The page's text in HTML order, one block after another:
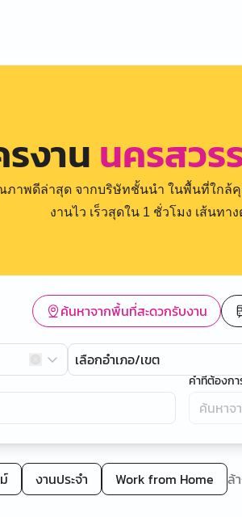
งาน นครสว
ภาพดีล่าสุด จากบริษัทชั้นนำ ในพื้นที่ใกล้
งานไว เร็วสุดใน 1 ชั่วโมง เส้นท
ค้นหาจากพื้นที่สะดวกรับงาน
เลือกอำเภอ/เขต
คำที่ต้องกา
งานประจำ Work from Home ล้